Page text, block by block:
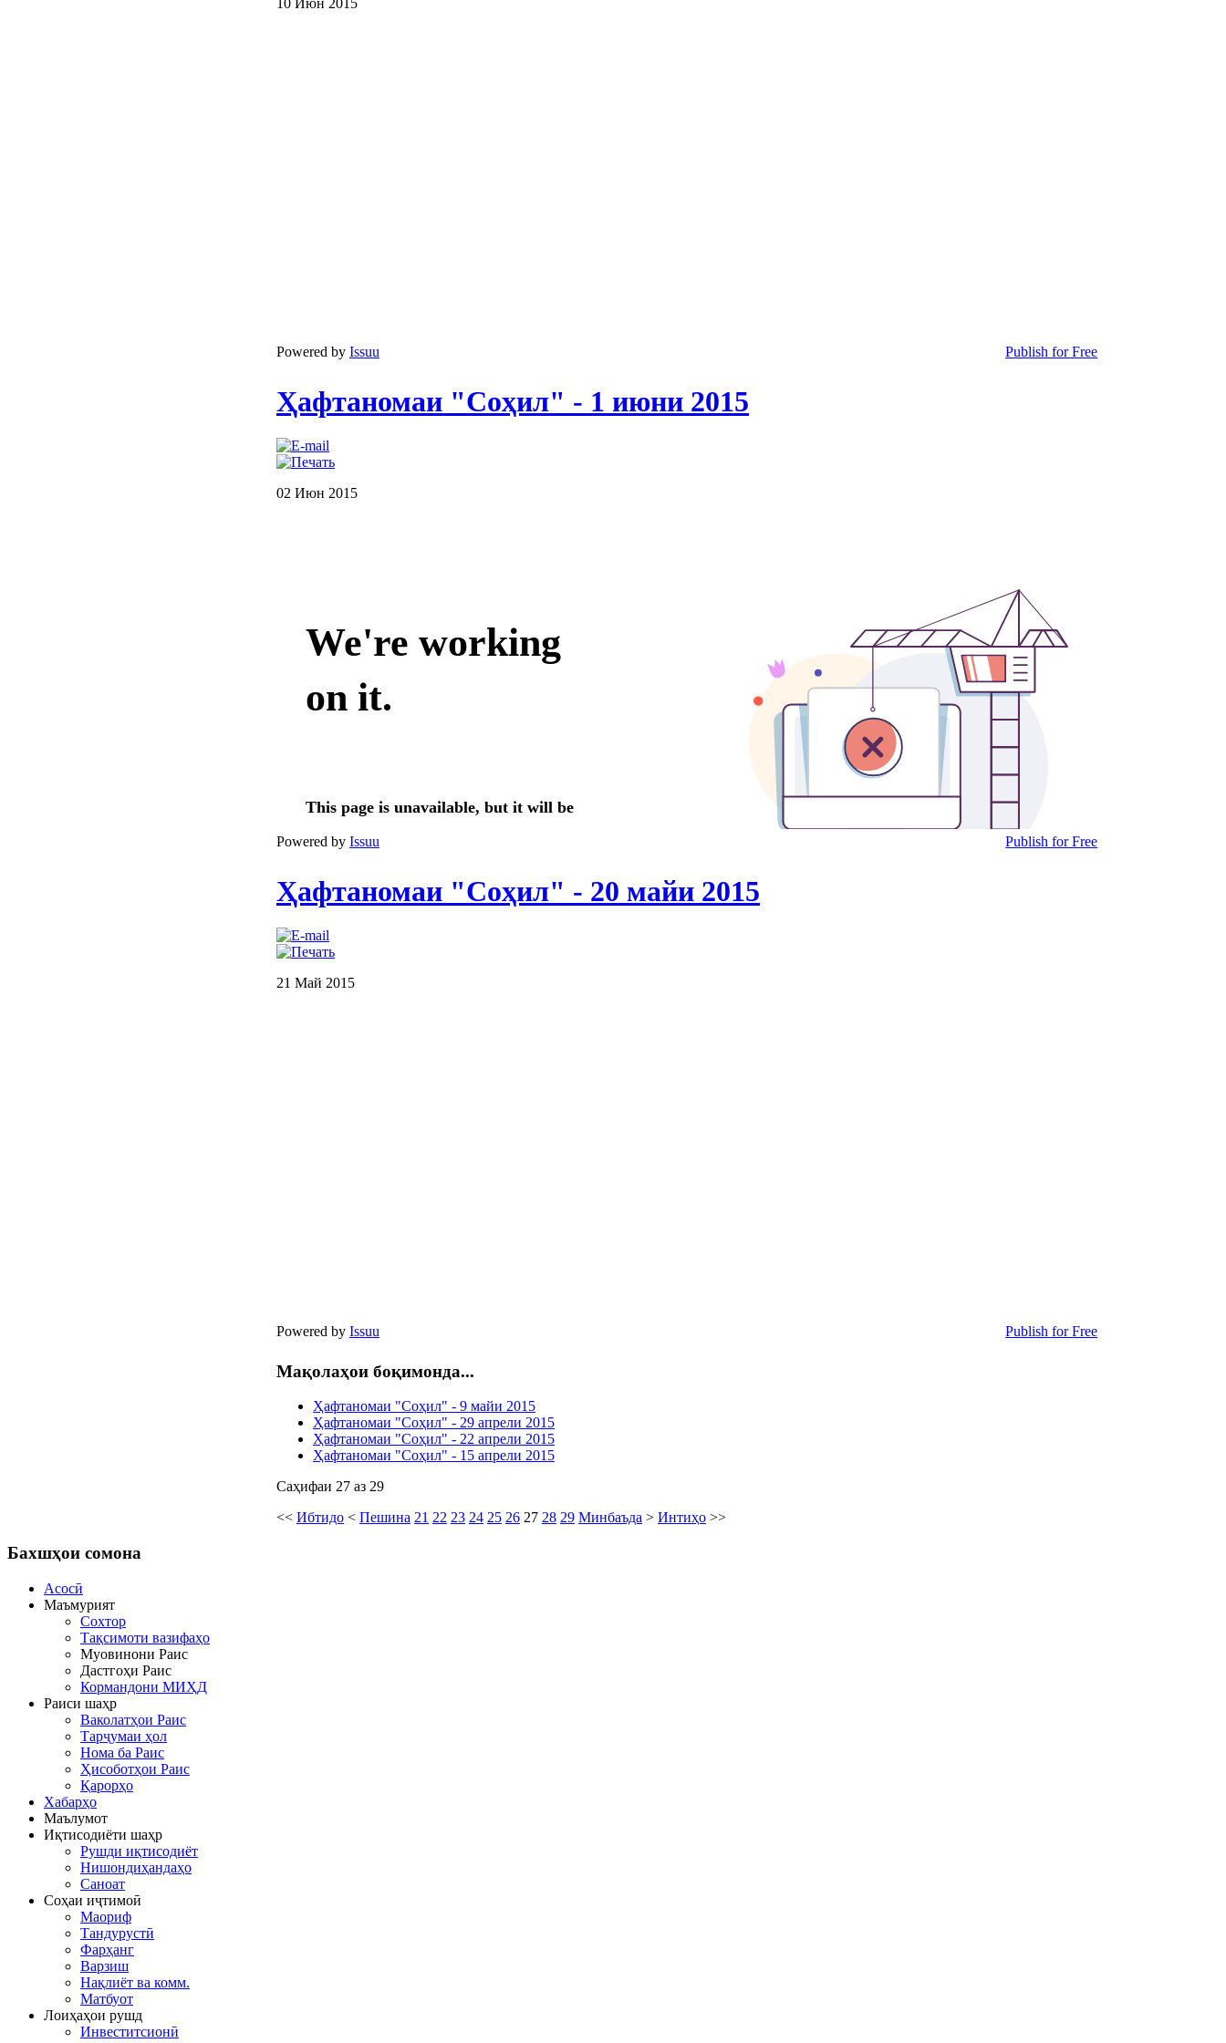
10 Июн 2015
Powered by Issuu Publish for Free
Ҳафтаномаи "Соҳил" - 1 июни 2015
02 Июн 2015
Powered by Issuu Publish for Free
Ҳафтаномаи "Соҳил" - 20 майи 2015
21 Май 2015
Powered by Issuu Publish for Free
Мақолаҳои боқимонда...
Ҳафтаномаи "Соҳил" - 9 майи 2015
Ҳафтаномаи "Соҳил" - 29 апрели 2015
Ҳафтаномаи "Соҳил" - 22 апрели 2015
Ҳафтаномаи "Соҳил" - 15 апрели 2015
Саҳифаи 27 аз 29
<< Ибтидо < Пешина 21 22 23 24 25 26 27 28 29 Минбаъда > Интиҳо >>
Бахшҳои сомона
Асосӣ
Маъмурият
Сохтор
Тақсимоти вазифаҳо
Муовинони Раис
Дастгоҳи Раис
Кормандони МИҲД
Раиси шаҳр
Ваколатҳои Раис
Тарҷумаи ҳол
Нома ба Раис
Ҳисоботҳои Раис
Қарорҳо
Хабарҳо
Маълумот
Иқтисодиёти шаҳр
Рушди иқтисодиёт
Нишондиҳандаҳо
Саноат
Соҳаи иҷтимоӣ
Маориф
Тандурустӣ
Фарҳанг
Варзиш
Нақлиёт ва комм.
Матбуот
Лоиҳаҳои рушд
Инвеститсионӣ